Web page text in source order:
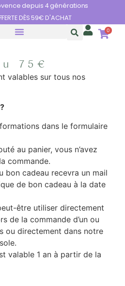
depuis 4 générations
DÈS 59€ D'ACHAT
0
75€
valables sur tous nos
dans le formulaire
au panier, vous n’avez
commande.
bon cadeau recevra un mail
de bon cadeau à la date
être utiliser directement
de la commande d’un ou
ou directement dans notre
valable 1 an à partir de la